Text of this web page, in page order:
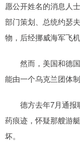
愿公开姓名的消息人
部门策划、总统约瑟
物，后经挪威海军飞
然而，美国和德国
能由一个乌克兰团体
德方去年7月通报
药痕迹，怀疑那艘游
坏。